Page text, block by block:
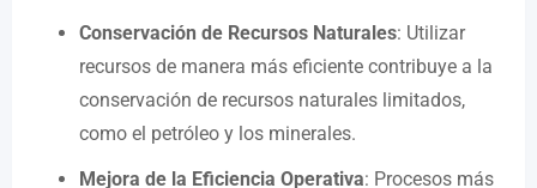
Conservación de Recursos Naturales: Utilizar
recursos de manera más eficiente contribuye a la
conservación de recursos naturales limitados,
como el petróleo y los minerales.
Mejora de la Eficiencia Operativa: Procesos más